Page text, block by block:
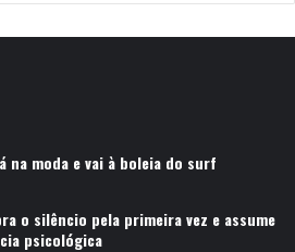
na moda e vai à boleia do surf
o silêncio pela primeira vez e assume
psicológica